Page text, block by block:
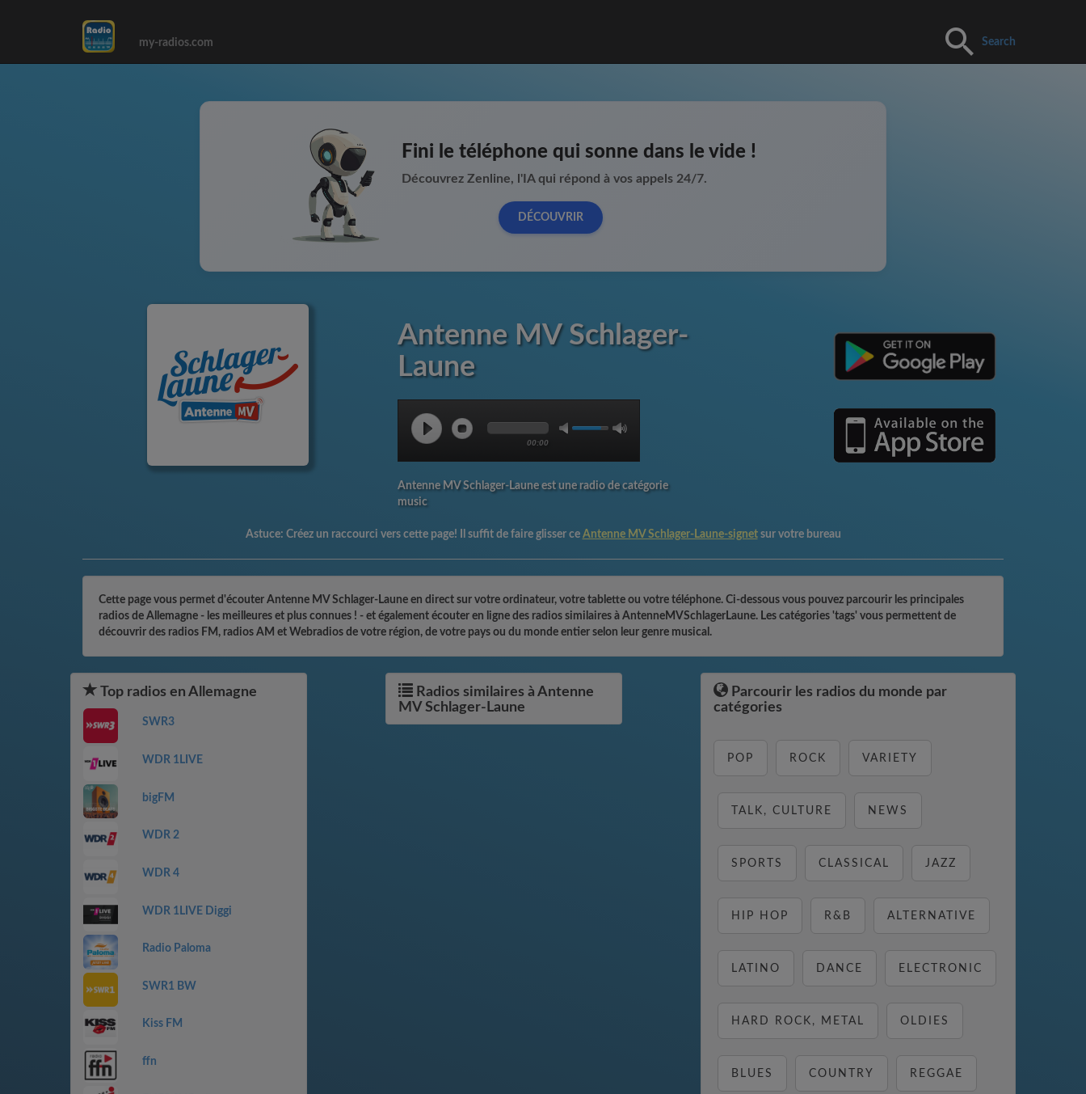
my-radios.com Search
Fini le téléphone qui sonne dans le vide !
Découvrez Zenline, l'IA qui répond à vos appels 24/7.
DÉCOUVRIR
Antenne MV Schlager-
Laune
00:00
Antenne MV Schlager-Laune est une radio de catégorie
music
Astuce: Créez un raccourci vers cette page! Il suffit de faire glisser ce Antenne MV Schlager-Laune-signet sur votre bureau
Cette page vous permet d'écouter Antenne MV Schlager-Laune en direct sur votre ordinateur, votre tablette ou votre téléphone. Ci-dessous vous pouvez parcourir les principales
radios de Allemagne - les meilleures et plus connues ! - et également écouter en ligne des radios similaires à AntenneMVSchlagerLaune. Les catégories 'tags' vous permettent de
découvrir des radios FM, radios AM et Webradios de votre région, de votre pays ou du monde entier selon leur genre musical.
Top radios en Allemagne
SWR3
WDR 1LIVE
bigFM
WDR 2
WDR 4
WDR 1LIVE Diggi
Radio Paloma
SWR1 BW
Kiss FM
ffn
Radios similaires à Antenne
MV Schlager-Laune
Parcourir les radios du monde par
catégories
POP ROCK VARIETY
TALK, CULTURE NEWS
SPORTS CLASSICAL JAZZ
HIP HOP R&B ALTERNATIVE
LATINO DANCE ELECTRONIC
HARD ROCK, METAL OLDIES
BLUES COUNTRY REGGAE